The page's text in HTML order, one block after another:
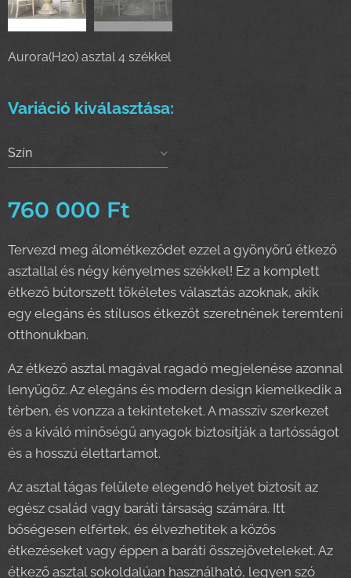
Aurora(H20) asztal 4 székkel
Variáció kiválasztása:
Szín
760 000 Ft
Tervezd meg álométkeződet ezzel a gyönyörű étkező
asztallal és négy kényelmes székkel! Ez a komplett
étkező bútorszett tökéletes választás azoknak, akik
egy elegáns és stílusos étkezőt szeretnének teremteni
otthonukban.
Az étkező asztal magával ragadó megjelenése azonnal
lenyűgöz. Az elegáns és modern design kiemelkedik a
térben, és vonzza a tekinteteket. A masszív szerkezet
és a kiváló minőségű anyagok biztosítják a tartósságot
és a hosszú élettartamot.
Az asztal tágas felülete elegendő helyet biztosít az
egész család vagy baráti társaság számára. Itt
bőségesen elfértek, és élvezhetitek a közös
étkezéseket vagy éppen a baráti összejöveteleket. Az
étkező asztal sokoldalúan használható, legyen szó